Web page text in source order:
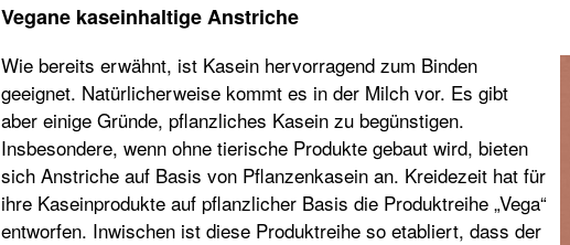
Vegane kaseinhaltige Anstriche
Wie bereits erwähnt, ist Kasein hervorragend zum Binden
geeignet. Natürlicherweise kommt es in der Milch vor. Es gibt
aber einige Gründe, pflanzliches Kasein zu begünstigen.
Insbesondere, wenn ohne tierische Produkte gebaut wird, bieten
sich Anstriche auf Basis von Pflanzenkasein an. Kreidezeit hat für
ihre Kaseinprodukte auf pflanzlicher Basis die Produktreihe „Vega“
entworfen. Inwischen ist diese Produktreihe so etabliert, dass der